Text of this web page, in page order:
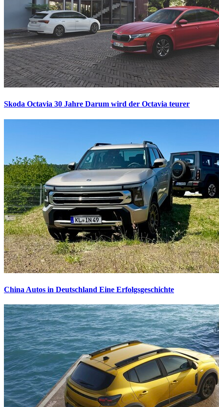
Skoda Octavia 30 Jahre Darum wird der Octavia teurer
China Autos in Deutschland Eine Erfolgsgeschichte